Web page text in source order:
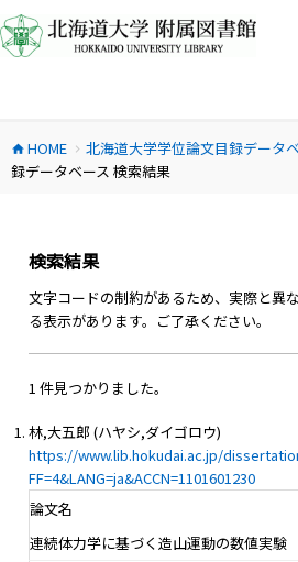
ン
テ
ス
キ
home HOME chevron_right 北海道大学学位論文目録データ
録データベース 検索結果
検索結果
文字コードの制約があるため、実際と異
る表示があります。ご了承ください。
1 件見つかりました。
林,大五郎 (ハヤシ,ダイゴロウ)
https://www.lib.hokudai.ac.jp/
FF=4&LANG=ja&ACCN=1101601230
論文名
連続体力学に基づく造山運動の数値実験